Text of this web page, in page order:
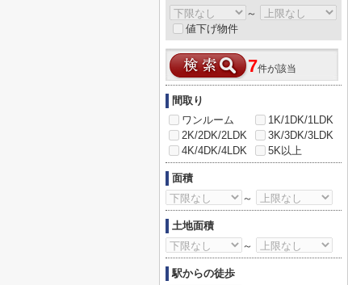
～
値下げ物件
7件が該当
間取り
ワンルーム
1K/1DK/1LDK
2K/2DK/2LDK
3K/3DK/3LDK
4K/4DK/4LDK
5K以上
面積
～
土地面積
～
駅からの徒歩